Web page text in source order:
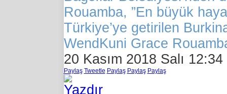
Rouamba, ”En büyük
Türkiye’ye getirilen
WendKuni Grace
20 Kasım 2018 Salı 12:34
Paylaş Tweetle Paylaş Paylaş Paylaş